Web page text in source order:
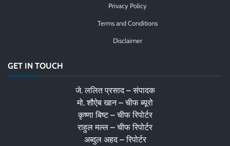
Privacy Policy
Terms and Conditions
Disclaimer
GET IN TOUCH
जे. ललित प्रसाद – संपादक
मो. शौऐब खान – चीफ ब्यूरो
कृष्णा बिष्ट – चीफ रिपोर्टर
राहुल मल्ल – चीफ रिपोर्टर
अब्दुल अहद – रिपोर्टर